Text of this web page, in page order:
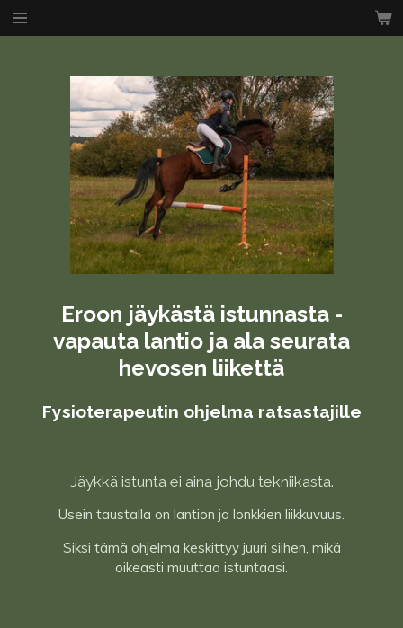
Siirry
pääsisältöön
Eroon jäykästä istunnasta -
vapauta lantio ja ala seurata
hevosen liikettä
Fysioterapeutin ohjelma ratsastajille
Jäykkä istunta ei aina johdu tekniikasta.
Usein taustalla on lantion ja lonkkien liikkuvuus.
Siksi tämä ohjelma keskittyy juuri siihen, mikä
oikeasti muuttaa istuntaasi.